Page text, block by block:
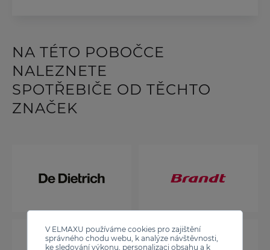
V ELMAXU používáme cookies pro zajištění
správného chodu webu, k analýze návštěvnosti,
ke sledování výkonu, personalizaci obsahu a k
NA TÉTO POBOČCE
NALEZNETE
SPOTŘEBIČE OD TĚCHTO
ZNAČEK